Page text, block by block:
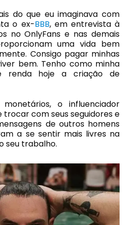
do que eu imaginava com
o ex-BBB, em entrevista à
no OnlyFans e nas demais
uma vida bem
Consigo pagar minhas
bem. Tenho como minha
renda hoje a criação de
o influenciador
trocar com seus seguidores e
de outros homens
a se sentir mais livres na
seu trabalho.